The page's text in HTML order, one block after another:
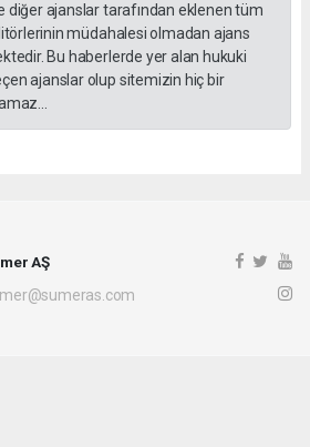
diğer ajanslar tarafından eklenen tüm
müdahalesi olmadan ajans
Bu haberlerde yer alan hukuki
ajanslar olup sitemizin hiç bir
AŞ